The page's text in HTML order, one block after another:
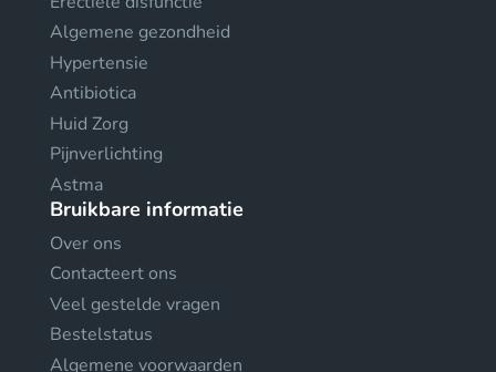
Algemene gezondheid
Hypertensie
Antibiotica
Huid Zorg
Pijnverlichting
Astma
Bruikbare informatie
Over ons
Contacteert ons
Veel gestelde vragen
Bestelstatus
Algemene voorwaarden